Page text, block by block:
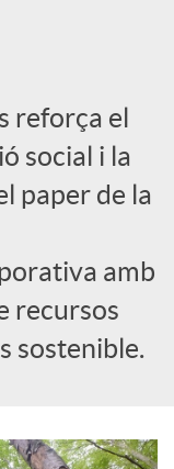
reforça el
social i la
paper de la
amb
recursos
sostenible.